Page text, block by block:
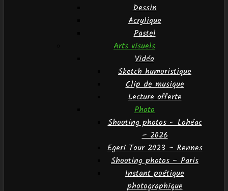
Dessin
Acrylique
Pastel
Arts visuels
Vidéo
Sketch humoristique
Clip de musique
Lecture offerte
Photo
Shooting photos – Lohéac
– 2026
Egeri Tour 2023 – Rennes
Shooting photos – Paris
Instant poétique
photographique